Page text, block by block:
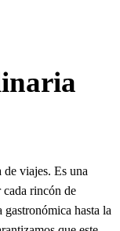
viajes. Es una
cada rincón de
hasta la